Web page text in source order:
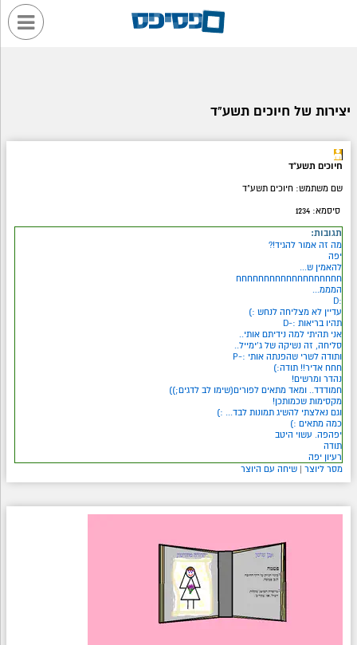
יצירות של חיוכים תשע"ד
חיוכים תשע"ד
שם משתמש: חיוכים תשע"ד
סיסמא: 1234
תגובות:
מה זה אמור להגיד!?
יפה
להאמין ש...
חחחחחחחחחחחחחחחחחחח
המממ...
:D
עדיין לא מצליחה לנחש :)
תהיו בריאות :-D
אני תהיתי למה נידיתם אותי..
סליחה, זה נשיקה של ג'ימייל..
ותודה לשרי שהפנתה אותי :-P
חחח אדיר!! תודה:)
נהדר ומרשים!
חמודדד.. ומאד מתאים לפורים(שימו לב לדגים;))
מקסימות שכמותכן!
וגם נאלצתי להשיג תמונות לבד... :)
כמה מתאים :)
יפהפה. עשוי היטב
תודה
רעיון יפה
מסר ליוצר | שיחה עם היוצר